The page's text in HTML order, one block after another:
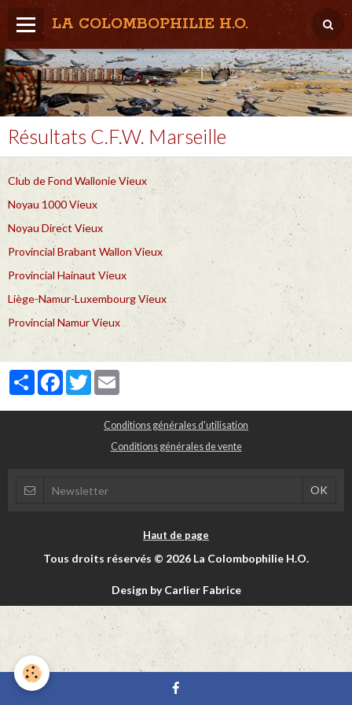
LA COLOMBOPHILIE H.O.
Home
Météo / Het weer
Lâcher / Los
Result. clubs, Provincial, (Inter)National
RFCB / KBDB
Résultats C.F.W. Marseille
Club de Fond Wallonie Vieux
Noyau 1000 Vieux
Noyau Direct Vieux
Provincial Brabant Wallon Vieux
Provincial Hainaut Vieux
Liège-Namur-Luxembourg Vieux
Provincial Namur Vieux
PartagerFacebook
Twitter
Conditions générales d'utilisation
Conditions générales de vente
Haut de page
Tous droits réservés © 2026 La Colombophilie H.O.
Design by Carlier Fabrice